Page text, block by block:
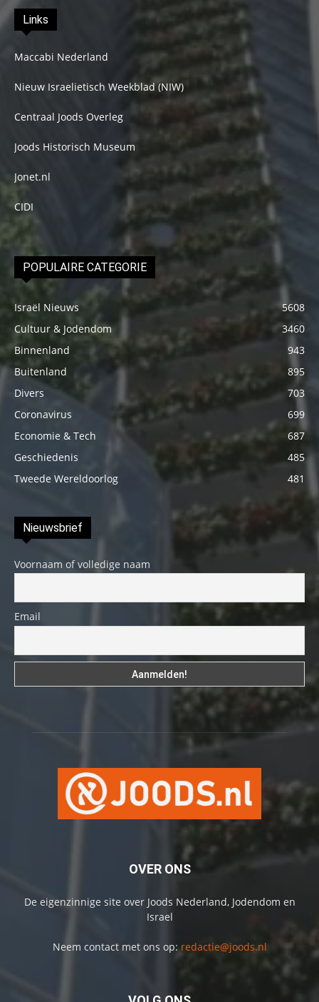
Links
Maccabi Nederland
Nieuw Israelietisch Weekblad (NIW)
Centraal Joods Overleg
Joods Historisch Museum
Jonet.nl
CIDI
POPULAIRE CATEGORIE
Israël Nieuws
5608
Cultuur & Jodendom
3460
Binnenland
943
Buitenland
895
Divers
703
Coronavirus
699
Economie & Tech
687
Geschiedenis
485
Tweede Wereldoorlog
481
Nieuwsbrief
Voornaam of volledige naam
Email
OVER ONS
De eigenzinnige site over Joods Nederland, Jodendom en
Israel
Neem contact met ons op: redactie@joods.nl